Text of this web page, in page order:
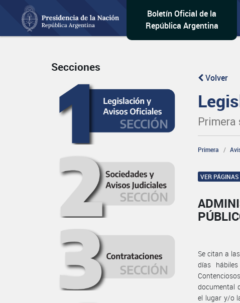
Boletín Oficial de la
República Argentina
Secciones
Volver
Primera
Primera
VER
Se citan a
días
documental
el lugar y/o